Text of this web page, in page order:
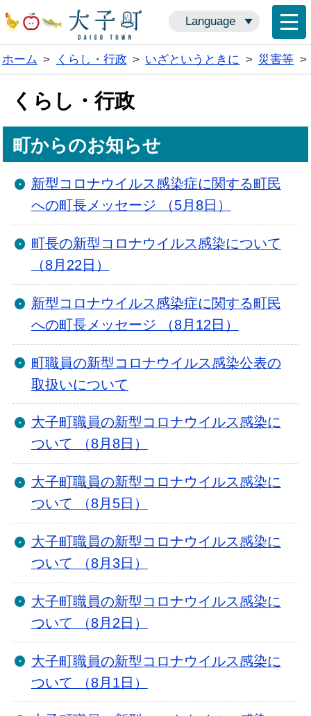
Language
ホーム > くらし・行政 > いざというときに > 災害等 >
くらし・行政
町からのお知らせ
新型コロナウイルス感染症に関する町民
への町長メッセージ （5月8日）
町長の新型コロナウイルス感染について
（8月22日）
新型コロナウイルス感染症に関する町民
への町長メッセージ （8月12日）
町職員の新型コロナウイルス感染公表の
取扱いについて
大子町職員の新型コロナウイルス感染に
ついて （8月8日）
大子町職員の新型コロナウイルス感染に
ついて （8月5日）
大子町職員の新型コロナウイルス感染に
ついて （8月3日）
大子町職員の新型コロナウイルス感染に
ついて （8月2日）
大子町職員の新型コロナウイルス感染に
ついて （8月1日）